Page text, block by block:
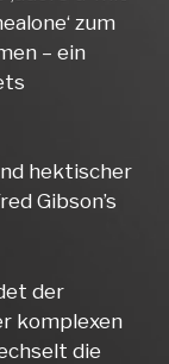
zum
– ein
hektischer
Gibson’s
der
komplexen
die